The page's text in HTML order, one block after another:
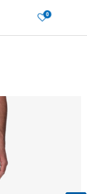
0
u prodavnici po vašem